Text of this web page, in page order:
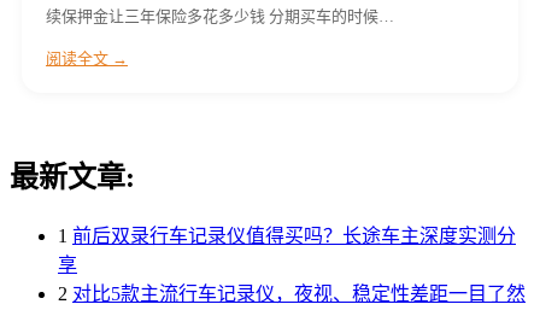
续保押金让三年保险多花多少钱 分期买车的时候…
阅读全文 →
最新文章:
1 前后双录行车记录仪值得买吗？长途车主深度实测分
享
2 对比5款主流行车记录仪，夜视、稳定性差距一目了然